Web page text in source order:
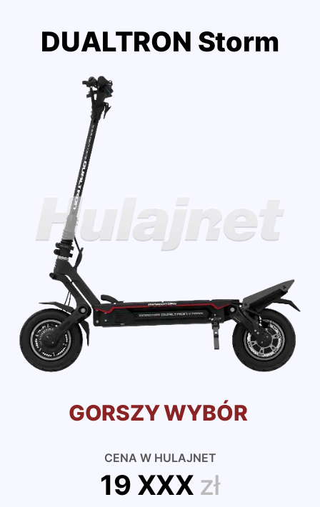
DUALTRON Storm
GORSZY WYBÓR
CENA W HULAJNET
19 XXX zł